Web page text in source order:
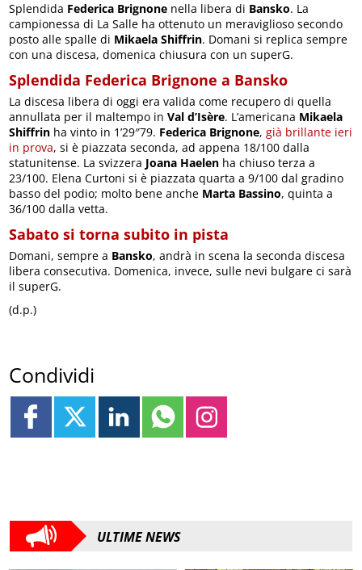
Splendida Federica Brignone nella libera di Bansko. La
campionessa di La Salle ha ottenuto un meraviglioso secondo
posto alle spalle di Mikaela Shiffrin. Domani si replica sempre
con una discesa, domenica chiusura con un superG.
Splendida Federica Brignone a Bansko
La discesa libera di oggi era valida come recupero di quella
annullata per il maltempo inVal d’Isère. L’americana Mikaela
Shiffrin ha vinto in 1’29″79. Federica Brignone,già brillante ieri
in prova, si è piazzata seconda, ad appena 18/100 dalla
statunitense. La svizzera Joana Haelen ha chiuso terza a
23/100. Elena Curtoni si è piazzata quarta a 9/100 dal gradino
basso del podio; molto bene anche Marta Bassino, quinta a
36/100 dalla vetta.
Sabato si torna subito in pista
Domani, sempre a Bansko, andrà in scena la seconda discesa
libera consecutiva. Domenica, invece, sulle nevi bulgare ci sarà
il superG.
(d.p.)
Condividi
ULTIME NEWS